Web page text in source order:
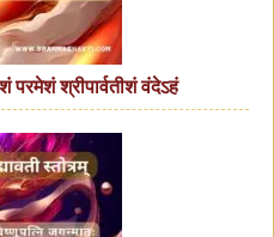
श्रीपार्वतीशं वंदेऽहं